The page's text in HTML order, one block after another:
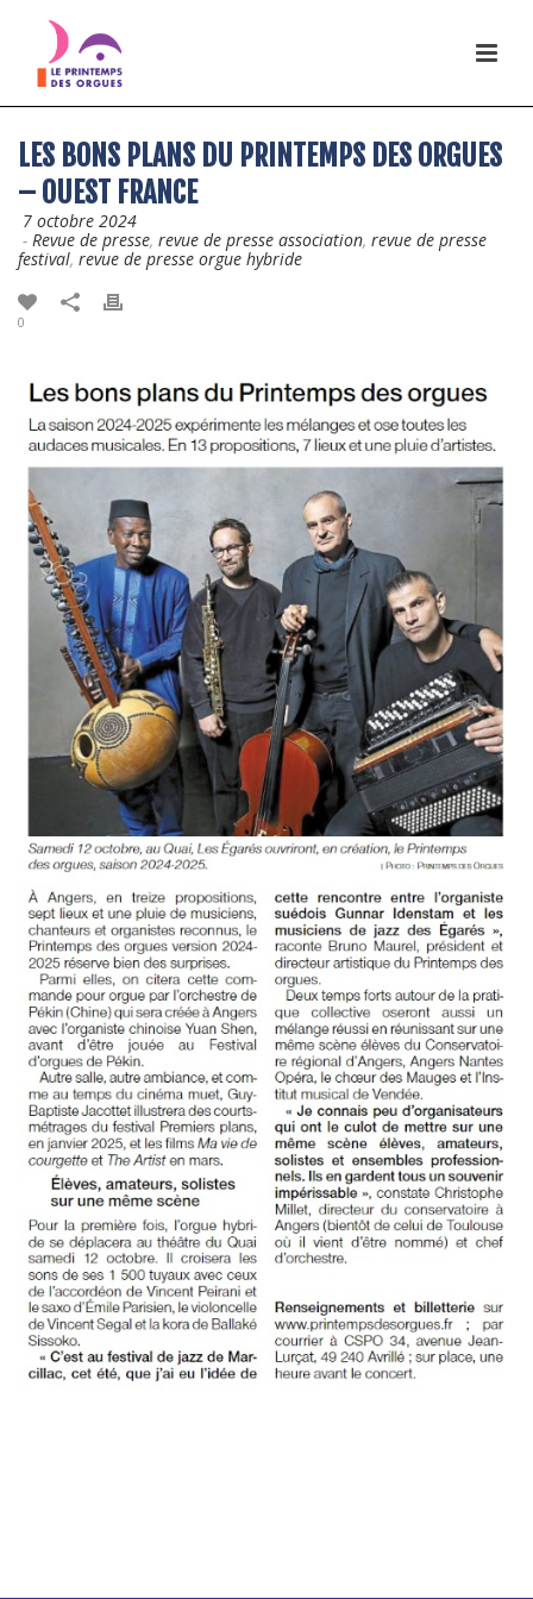
LES BONS PLANS DU PRINTEMPS DES ORGUES
– OUEST FRANCE
7 octobre 2024
- Revue de presse, revue de presse association, revue de presse
festival, revue de presse orgue hybride
0